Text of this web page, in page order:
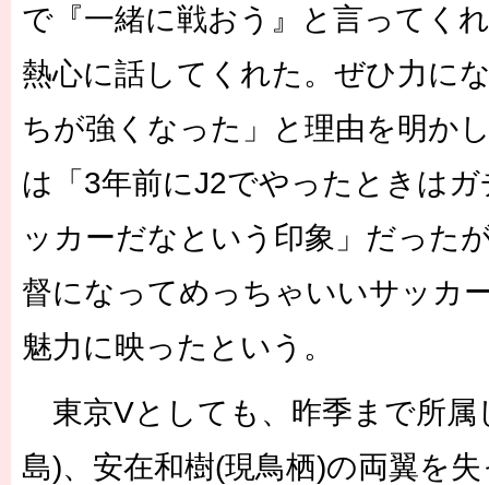
で『一緒に戦おう』と言ってく
熱心に話してくれた。ぜひ力に
ちが強くなった」と理由を明か
は「3年前にJ2でやったときは
ッカーだなという印象」だった
督になってめっちゃいいサッカ
魅力に映ったという。
東京Vとしても、昨季まで所属
島)、安在和樹(現鳥栖)の両翼を